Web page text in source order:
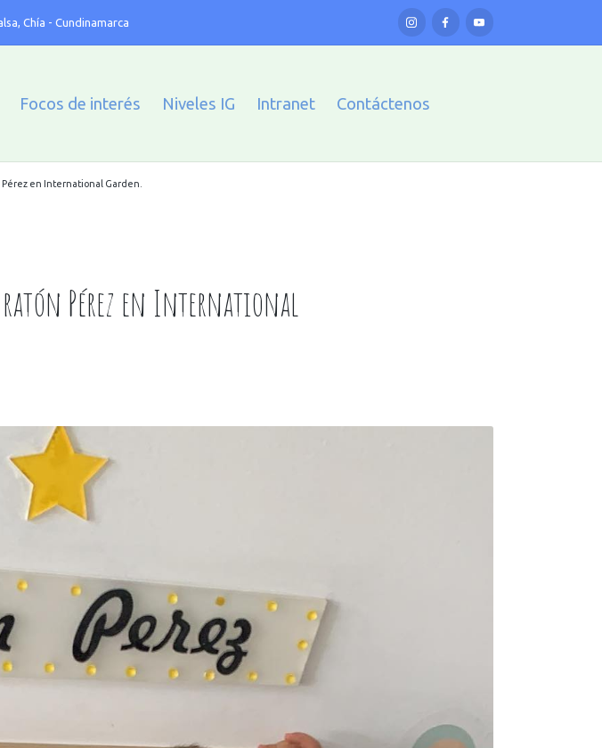
Chía - Cundinamarca
Focos de interés Niveles IG Intranet Contáctenos
en International Garden.
ratón Pérez en International